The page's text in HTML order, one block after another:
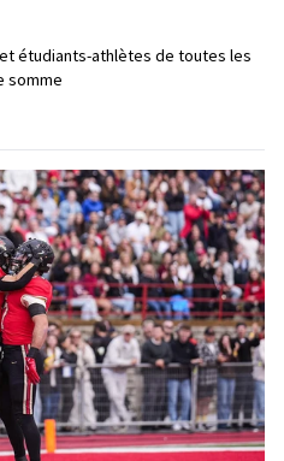
étudiants-athlètes de toutes les
somme